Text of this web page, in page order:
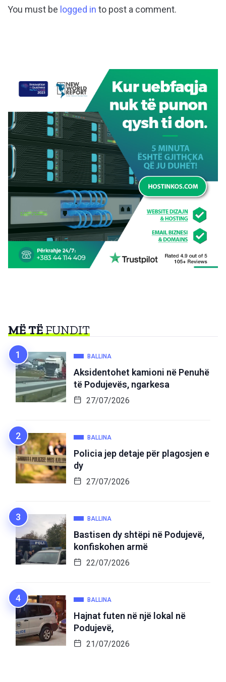
You must be logged in to post a comment.
MË TËFUNDIT
BALLINA
Aksidentohet kamioni në Penuhë
të Podujevës, ngarkesa
27/07/2026
BALLINA
Policia jep detaje për plagosjen e
dy
27/07/2026
BALLINA
Bastisen dy shtëpi në Podujevë,
konfiskohen armë
22/07/2026
BALLINA
Hajnat futen në një lokal në
Podujevë,
21/07/2026